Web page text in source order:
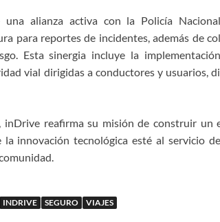
una alianza activa con la Policía
para reportes de incidentes, además de
Esta sinergia incluye la
vial dirigidas a conductores y usuarios,
inDrive reafirma su misión de construir un
la innovación tecnológica esté al servicio
INDRIVE SEGURO VIAJES